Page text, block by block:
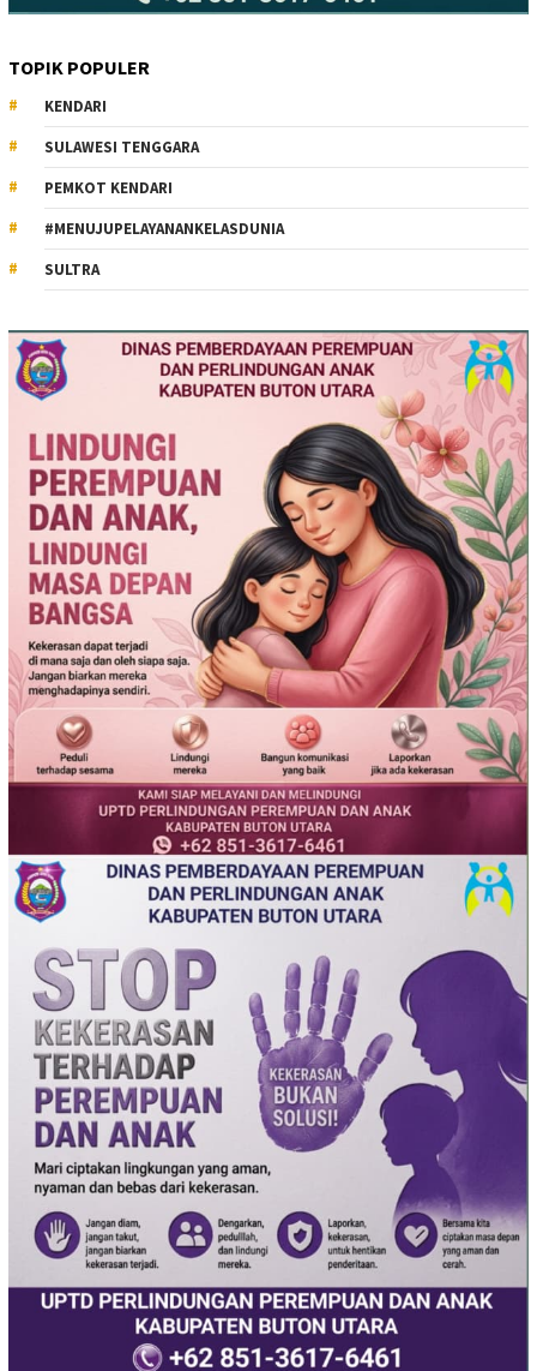
TOPIK POPULER
KENDARI
SULAWESI TENGGARA
PEMKOT KENDARI
#MENUJUPELAYANANKELASDUNIA
SULTRA